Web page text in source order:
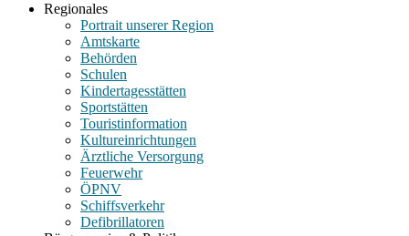
Regionales
Portrait unserer Region
Amtskarte
Behörden
Schulen
Kindertagesstätten
Sportstätten
Touristinformation
Kultureinrichtungen
Ärztliche Versorgung
Feuerwehr
ÖPNV
Schiffsverkehr
Defibrillatoren